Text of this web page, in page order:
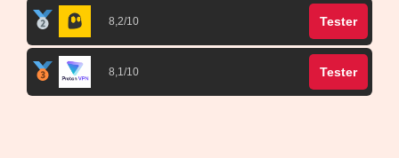
8,2/10 Tester
8,1/10 Tester